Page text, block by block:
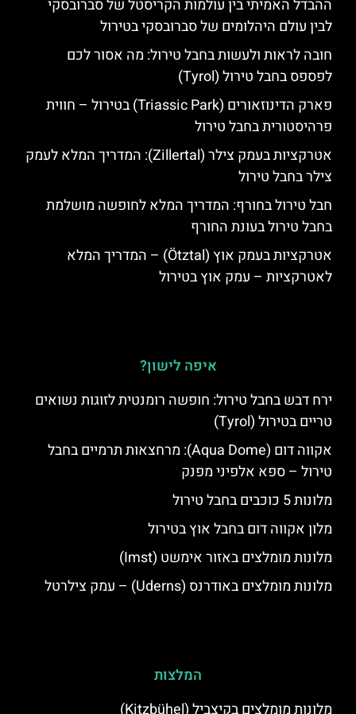
ההבדל האמיתי בין עולמות הקריסטל של סברובסקי
לבין עולם היהלומים של סברובסקי בטירול
חובה לראות ולעשות בחבל טירול: מה אסור לכם
לפספס בחבל טירול (Tyrol)
פארק הדינוזאורים (Triassic Park) בטירול – חווית
פרהיסטורית בחבל טירול
אטרקציות בעמק צילר (Zillertal): המדריך המלא לעמק
צילר בחבל טירול
חבל טירול בחורף: המדריך המלא לחופשה מושלמת
בחבל טירול בעונת החורף
אטרקציות בעמק אוץ (Ötztal) – המדריך המלא
לאטרקציות – עמק אוץ בטירול
איפה לישון?
ירח דבש בחבל טירול: חופשה רומנטית לזוגות נשואים
טריים בטירול (Tyrol)
אקווה דום (Aqua Dome): מרחצאות תרמיים בחבל
טירול – ספא אלפיני מפנק
מלונות 5 כוכבים בחבל טירול
מלון אקווה דום בחבל אוץ בטירול
מלונות מומלצים באזור אימשט (Imst)
מלונות מומלצים באודרנס (Uderns) – עמק צילרטל
המלצות
מלונות מומלצים בקיצביל (Kitzbühel)